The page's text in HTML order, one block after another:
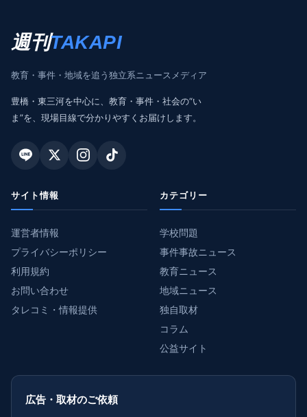
週刊TAKAPI
教育・事件・地域を追う独立系ニュースメディア
豊橋・東三河を中心に、教育・事件・社会の“い
ま”を、現場目線で分かりやすくお届けします。
サイト情報
運営者情報
プライバシーポリシー
利用規約
お問い合わせ
タレコミ・情報提供
カテゴリー
学校問題
事件事故ニュース
教育ニュース
地域ニュース
独自取材
コラム
公益サイト
広告・取材のご依頼